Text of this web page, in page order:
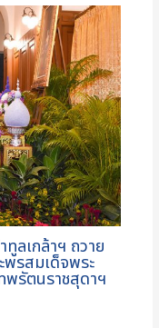
ลเกล้าฯ ถวาย
พรสมเด็จพระ
พรัตนราชสุดาฯ